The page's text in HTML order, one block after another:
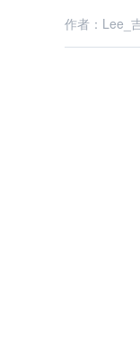
作者：Lee_